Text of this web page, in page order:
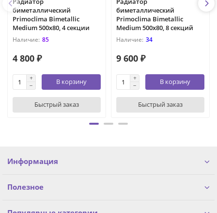
биметаллический
Primoclima Bimetallic
Medium 500x80, 4 секции
85
4 800 ₽
В корзину
Быстрый заказ
биметаллический
Primoclima Bimetallic
Medium 500x80, 8 секций
34
9 600 ₽
В корзину
Быстрый заказ
Информация
Полезное